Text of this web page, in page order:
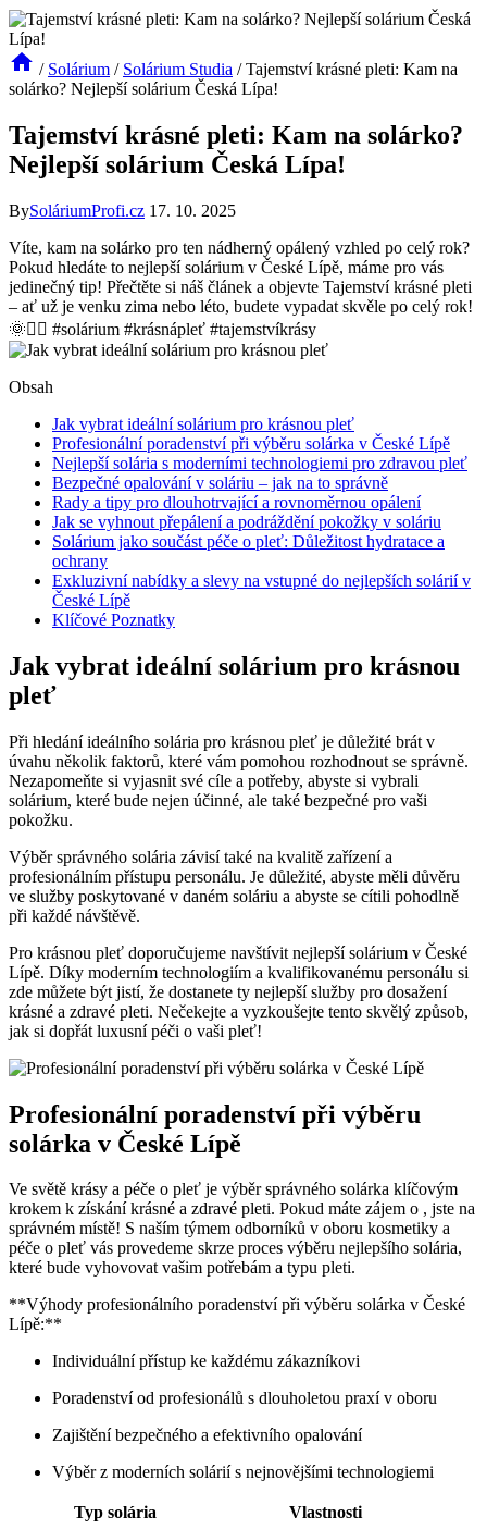
/ Solárium / Solárium Studia / Tajemství krásné pleti: Kam na
solárko? Nejlepší solárium Česká Lípa!
Tajemství krásné pleti: Kam na solárko?
Nejlepší solárium Česká Lípa!
BySoláriumProfi.cz 17. 10. 2025
Víte, kam na solárko pro ten nádherný opálený vzhled po celý rok?
Pokud hledáte to nejlepší solárium v České Lípě, máme pro vás
jedinečný tip! Přečtěte si náš článek a objevte Tajemství krásné pleti
– ať už je venku zima nebo léto, budete vypadat skvěle po celý rok!
🌞💁‍♀️ #solárium #krásnápleť #tajemstvíkrásy
Obsah
Jak vybrat ideální solárium pro krásnou pleť
Profesionální poradenství při výběru solárka v České Lípě
Nejlepší solária s moderními technologiemi pro zdravou pleť
Bezpečné opalování v soláriu – jak na to správně
Rady a tipy pro dlouhotrvající a rovnoměrnou opálení
Jak se vyhnout přepálení a podráždění pokožky v soláriu
Solárium jako součást péče o pleť: Důležitost hydratace a
ochrany
Exkluzivní nabídky a slevy na vstupné do nejlepších solárií v
České Lípě
Klíčové Poznatky
Jak vybrat ideální solárium pro krásnou
pleť
Při hledání ideálního solária pro krásnou pleť je důležité brát v
úvahu několik faktorů, které vám pomohou rozhodnout se správně.
Nezapomeňte si vyjasnit své cíle a potřeby, abyste si vybrali
solárium, které bude nejen účinné, ale také bezpečné pro vaši
pokožku.
Výběr správného solária závisí také na kvalitě zařízení a
profesionálním přístupu personálu. Je důležité, abyste měli důvěru
ve služby poskytované v daném soláriu a abyste se cítili pohodlně
při každé návštěvě.
Pro krásnou pleť doporučujeme navštívit nejlepší solárium v České
Lípě. Díky moderním technologiím a kvalifikovanému personálu si
zde můžete být jistí, že dostanete ty nejlepší služby pro dosažení
krásné a zdravé pleti. Nečekejte a vyzkoušejte tento skvělý způsob,
jak si dopřát luxusní péči o vaši pleť!
Profesionální poradenství při výběru
solárka v České Lípě
Ve světě krásy a péče o pleť je výběr správného solárka klíčovým
krokem k získání krásné a zdravé pleti. Pokud máte zájem o , jste na
správném místě! S naším týmem odborníků v oboru kosmetiky a
péče o pleť vás provedeme skrze proces výběru nejlepšího solária,
které bude vyhovovat vašim potřebám a typu pleti.
**Výhody profesionálního poradenství při výběru solárka v České
Lípě:**
Individuální přístup ke každému zákazníkovi
Poradenství od profesionálů s dlouholetou praxí v oboru
Zajištění bezpečného a efektivního opalování
Výběr z moderních solárií s nejnovějšími technologiemi
Typ solária
Vlastnosti